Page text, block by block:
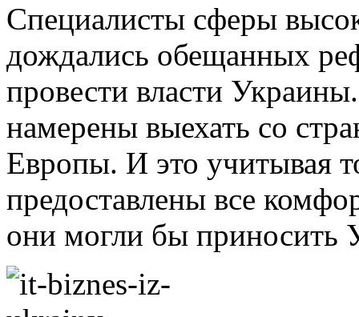
Специалисты сферы
дождались обещанных
провести власти
намерены выехать со
Европы. И это учитывая
предоставлены все
они могли бы